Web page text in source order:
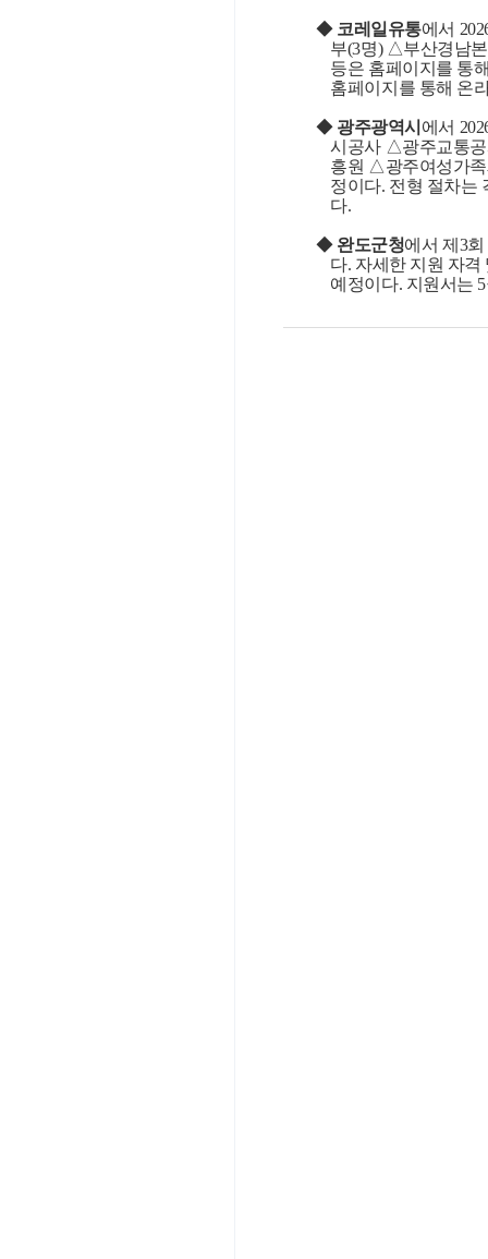
◆ 코레일유통에서
부(3명) △부산경남
등은 홈페이지를 통
홈페이지를 통해 온
◆ 광주광역시 에서
시공사 △광주교통
흥원 △광주여성가
정이다. 전형 절차는
다.
◆ 완도군청에서 제 3회
다. 자세한 지원 자격
예정이다. 지원서는 5